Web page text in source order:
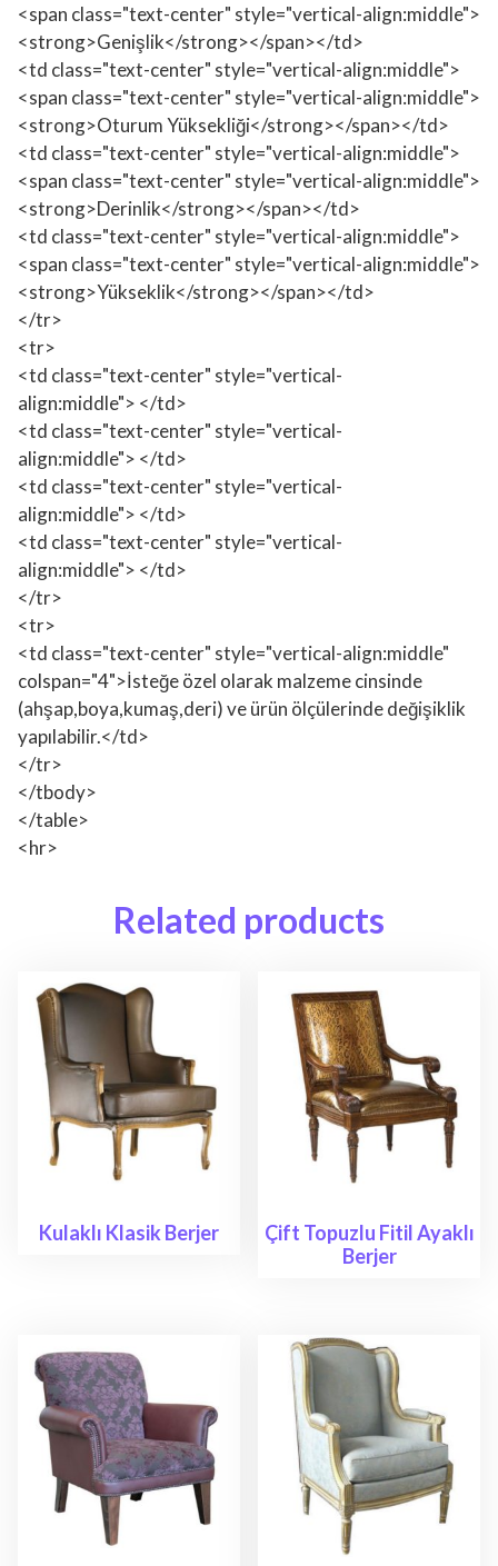
<span class="text-center" style="vertical-align:middle">
<strong>Genişlik</strong></span></td>
<td class="text-center" style="vertical-align:middle">
<span class="text-center" style="vertical-align:middle">
<strong>Oturum Yüksekliği</strong></span></td>
<td class="text-center" style="vertical-align:middle">
<span class="text-center" style="vertical-align:middle">
<strong>Derinlik</strong></span></td>
<td class="text-center" style="vertical-align:middle">
<span class="text-center" style="vertical-align:middle">
<strong>Yükseklik</strong></span></td>
</tr>
<tr>
<td class="text-center" style="vertical-
align:middle"> </td>
<td class="text-center" style="vertical-
align:middle"> </td>
<td class="text-center" style="vertical-
align:middle"> </td>
<td class="text-center" style="vertical-
align:middle"> </td>
</tr>
<tr>
<td class="text-center" style="vertical-align:middle"
colspan="4">İsteğe özel olarak malzeme cinsinde
(ahşap,boya,kumaş,deri) ve ürün ölçülerinde değişiklik
yapılabilir.</td>
</tr>
</tbody>
</table>
<hr>
Related products
Kulaklı Klasik Berjer
Çift Topuzlu Fitil Ayaklı
Berjer